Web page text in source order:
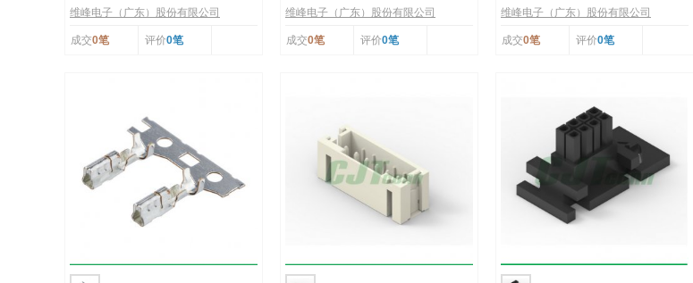
维峰电子（广东）股份有限公司
成交0笔 评价0笔
维峰电子（广东）股份有限公司
成交0笔 评价0笔
维峰电子（广东）股份有限公司
成交0笔 评价0笔